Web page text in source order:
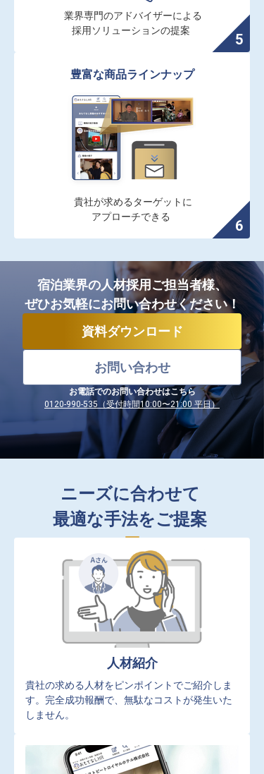
業界専門のアドバイザーによる
採用ソリューションの提案
豊富な商品ラインナップ
貴社が求めるターゲットに
アプローチできる
宿泊業界の人材採用ご担当者様、
ぜひお気軽にお問い合わせください！
お問い合わせ
資料ダウンロード
お電話でのお問い合わせはこちら
0120-990-535（受付時間10:00〜21:00 平日）
ニーズに合わせて
最適な手法をご提案
人材紹介
貴社の求める人材をピンポイントでご紹介しま
す。完全成功報酬で、無駄なコストが発生いた
しません。